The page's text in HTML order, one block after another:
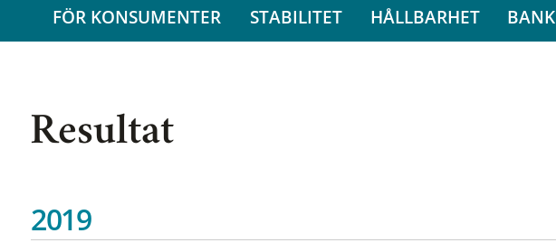
FÖR KONSUMENTER STABILITET HÅLLBARHET BANK
Resultat
2019